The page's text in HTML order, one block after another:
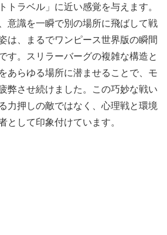
トラベル」に近い感覚を与えます。
意識を一瞬で別の場所に飛ばして戦
は、まるでワンピース世界版の瞬間
す。スリラーバーグの複雑な構造と
あらゆる場所に潜ませることで、モ
弊させ続けました。この巧妙な戦い
力押しの敵ではなく、心理戦と環境
として印象付けています。